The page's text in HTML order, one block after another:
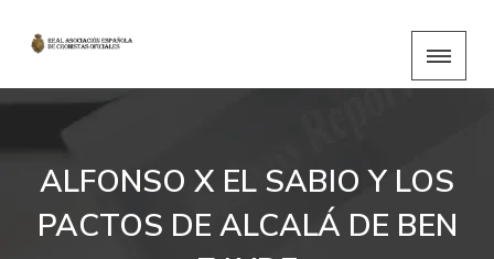
ALFONSO X EL SABIO Y LOS
PACTOS DE ALCALÁ DE BEN